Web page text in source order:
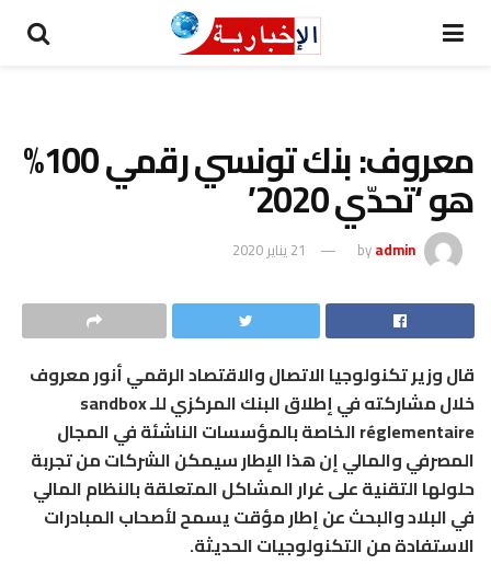
معروف: بنك تونسي رقمي 100%
هو ‘تحدّي 2020’
byadmin 21 يناير 2020
قال وزير تكنولوجيا الاتصال والاقتصاد الرقمي أنور معروف
خلال مشاركته في إطلاق البنك المركزي للـ sandbox
réglementaire الخاصة بالمؤسسات الناشئة في المجال
المصرفي والمالي إن هذا الإطار سيمكن الشركات من تجربة
حلولها التقنية على غرار المشاكل المتعلقة بالنظام المالي
في البلاد والبحث عن إطار مؤقت يسمح لأصحاب المبادرات
الاستفادة من التكنولوجيات الحديثة.